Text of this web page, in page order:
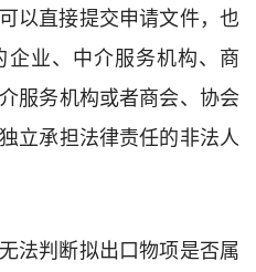
以直接提交申请文件，也
业、中介服务机构、商
服务机构或者商会、协会
立承担法律责任的非法人
法判断拟出口物项是否属